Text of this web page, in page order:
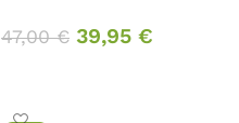
47,00€ 39,95 €